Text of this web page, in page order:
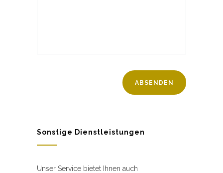
Sonstige Dienstleistungen
Unser Service bietet Ihnen auch